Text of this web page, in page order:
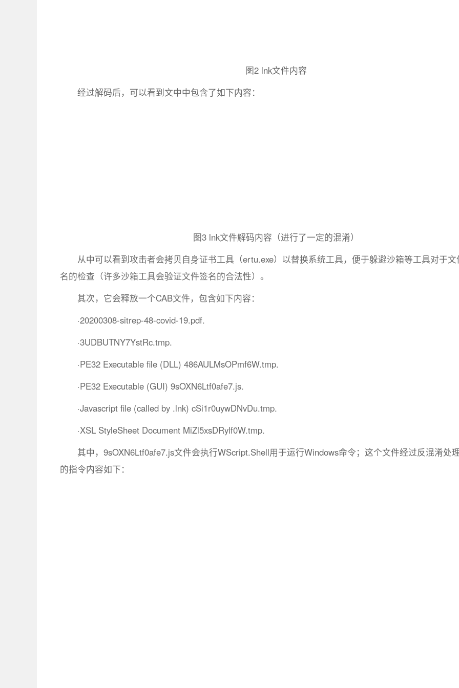
图2 lnk文件内容
经过解码后，可以看到文中中包含了如下内容：
图3 lnk文件解码内容（进行了一定的混淆）
从中可以看到攻击者会拷贝自身证书工具（ertu.exe）以替换系统工具，便于躲避沙箱等工具对于文
名的检查（许多沙箱工具会验证文件签名的合法性）。
其次，它会释放一个CAB文件，包含如下内容：
·20200308-sitrep-48-covid-19.pdf.
·3UDBUTNY7YstRc.tmp.
·PE32 Executable file (DLL) 486AULMsOPmf6W.tmp.
·PE32 Executable (GUI) 9sOXN6Ltf0afe7.js.
·Javascript file (called by .lnk) cSi1r0uywDNvDu.tmp.
·XSL StyleSheet Document MiZl5xsDRylf0W.tmp.
其中，9sOXN6Ltf0afe7.js文件会执行WScript.Shell用于运行Windows命令；这个文件经过反混淆处
的指令内容如下：